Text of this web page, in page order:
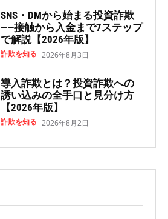
SNS・DMから始まる投資詐欺
——接触から入金まで7ステップ
で解説【2026年版】
詐欺を知る 2026年8月3日
導入詐欺とは？投資詐欺への
誘い込みの全手口と見分け方
【2026年版】
詐欺を知る 2026年8月2日